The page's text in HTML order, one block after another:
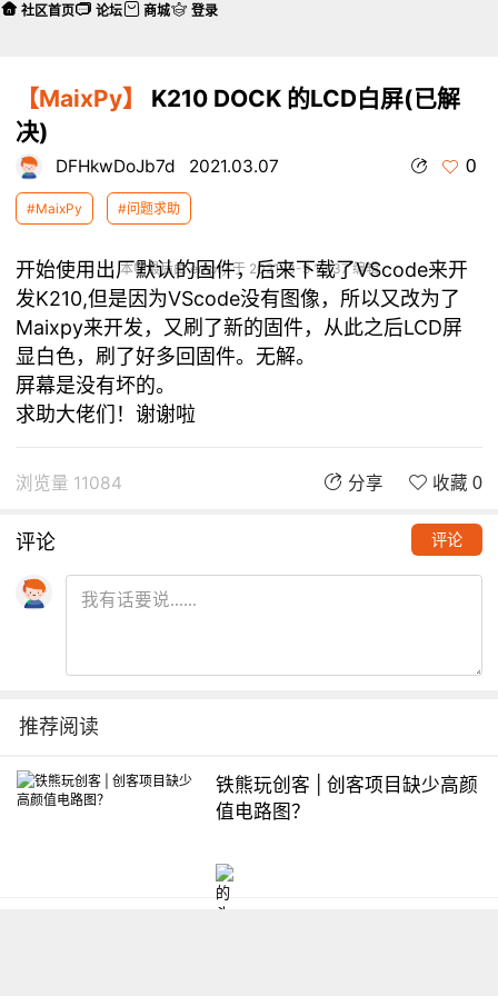
【MaixPy】
K210 DOCK 的LCD白屏(已解
决)
DFHkwDoJb7d 2021.03.07 0
#MaixPy #问题求助
本帖最后由 empty 于 2021-3-9 13:37 编辑
开始使用出厂默认的固件，后来下载了VScode来开
发K210,但是因为VScode没有图像，所以又改为了
Maixpy来开发，又刷了新的固件，从此之后LCD屏
显白色，刷了好多回固件。无解。
屏幕是没有坏的。
求助大佬们！谢谢啦
浏览量 11084 分享 收藏 0
评论 评论
推荐阅读
铁熊玩创客 | 创客项目缺少高颜
值电路图？
社区首页 论坛 商城 登录